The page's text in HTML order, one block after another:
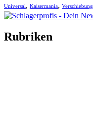
Universal, Kaisermania, Verschiebung
Rubriken